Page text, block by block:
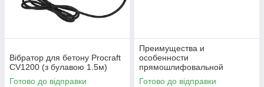
Вібратор для бетону Procraft
CV1200 (з булавою 1.5м)
Готово до відправки
Преимущества и
особенности
прямошлифовальной
машины Procraft SG1020
Готово до відправки